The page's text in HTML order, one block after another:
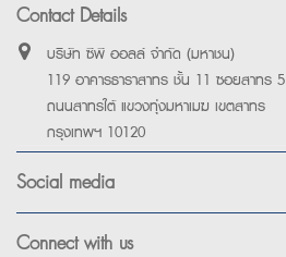
Contact Details
บริษัท ซีพี ออลล์ จำกัด (มหาชน)
119 อาคารธาราสาทร ชั้น 11 ซอยสาทร 5
ถนนสาทรใต้ แขวงทุ่งมหาเมฆ เขตสาทร
กรุงเทพฯ 10120
Social media
Connect with us